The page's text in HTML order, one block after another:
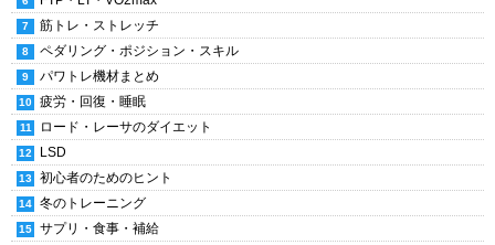
筋トレ・ストレッチ
ペダリング・ポジション・スキル
パワトレ機材まとめ
疲労・回復・睡眠
ロード・レーサのダイエット
LSD
初心者のためのヒント
冬のトレーニング
サプリ・食事・補給